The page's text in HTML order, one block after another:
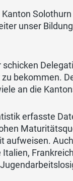
unser
bekommen.
an die
erfasste
aufweisen.